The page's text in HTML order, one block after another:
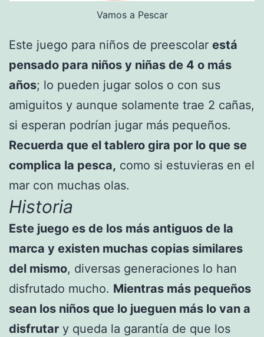
Vamos a Pescar
Este juego para niños de preescolar está
pensado para niños y niñas de 4 o más
años; lo pueden jugar solos o con sus
amiguitos y aunque solamente trae 2 cañas,
si esperan podrían jugar más pequeños.
Recuerda que el tablero gira por lo que se
complica la pesca, como si estuvieras en el
mar con muchas olas.
Historia
Este juego es de los más antiguos de la
marca y existen muchas copias similares
del mismo, diversas generaciones lo han
disfrutado mucho. Mientras más pequeños
sean los niños que lo jueguen más lo van a
disfrutar y queda la garantía de que los